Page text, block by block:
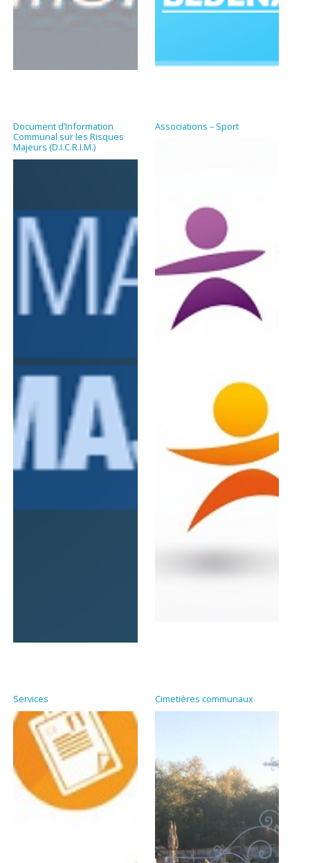
Document d’Information
Communal sur les Risques
Majeurs (D.I.C.R.I.M.)
Associations – Sport
Services Cimetières communaux